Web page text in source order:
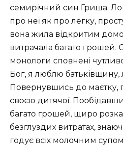
семирічний син Гриша.
про неї як про легку,
вона жила відкритим
витрачала багато грошей.
монологи сповнені
Бог, я люблю
Повернувшись до маєтку,
своєю дитячої.
багато грошей, щиро
безглуздих витратах,
годує всіх молочним